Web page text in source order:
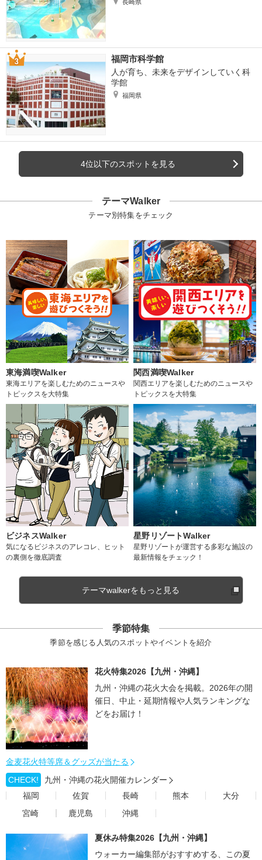
長崎県
福岡市科学館
人が育ち、未来をデザインしていく科
学館
福岡県
4位以下のスポットを見る
テーマWalker
テーマ別特集をチェック
東海満喫Walker
東海エリアを楽しむためのニュースや
トピックスを大特集
関西満喫Walker
関西エリアを楽しむためのニュースや
トピックスを大特集
ビジネスWalker
気になるビジネスのアレコレ、ヒット
の裏側を徹底調査
星野リゾートWalker
星野リゾートが運営する多彩な施設の
最新情報をチェック！
テーマwalkerをもっと見る
季節特集
季節を感じる人気のスポットやイベントを紹介
花火特集2026【九州・沖縄】
九州・沖縄の花火大会を掲載。2026年の開
催日、中止・延期情報や人気ランキングな
どをお届け！
金麦花火特等席＆グッズが当たる
CHECK!
九州・沖縄の花火開催カレンダー
福岡
佐賀 長崎 熊本
大分
宮崎
鹿児島 沖縄
夏休み特集2026【九州・沖縄】
ウォーカー編集部がおすすめする、この夏